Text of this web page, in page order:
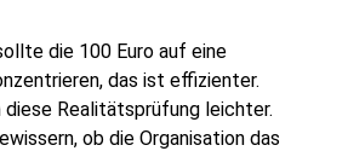
die 100 Euro auf eine
das ist effizienter.
diese Realitätsprüfung leichter.
ob die Organisation das